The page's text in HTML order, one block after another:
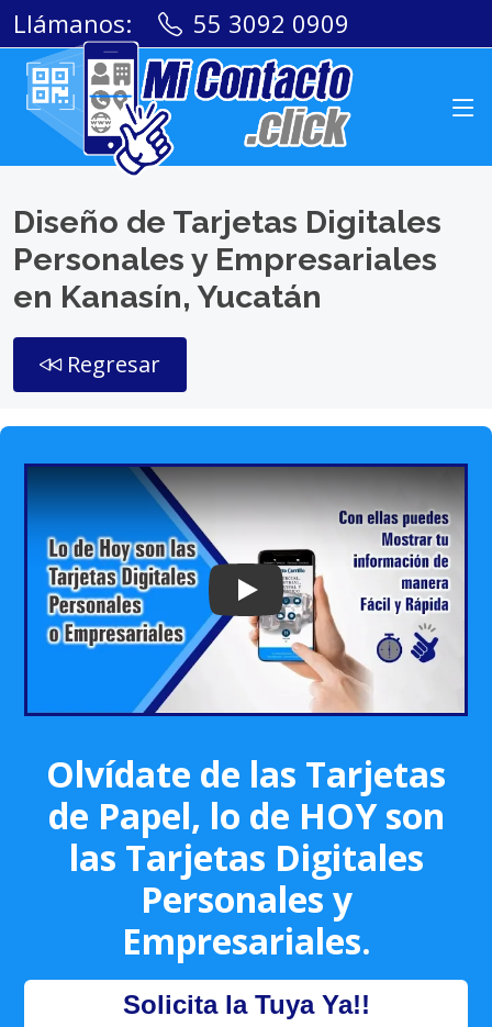
Llámanos: 55 3092 0909
Diseño de Tarjetas Digitales
Personales y Empresariales
en Kanasín, Yucatán
Regresar
Play: Keynote (Google I/O '18)
Olvídate de las Tarjetas
de Papel, lo de HOY son
las Tarjetas Digitales
Personales y
Empresariales.
Solicita la Tuya Ya!!